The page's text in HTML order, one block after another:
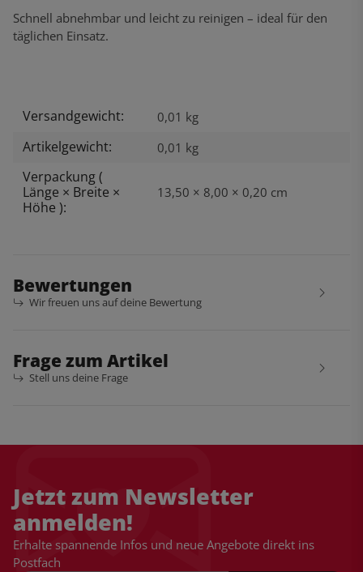
Schnell abnehmbar und leicht zu reinigen – ideal für den
täglichen Einsatz.
Produkteigenschaft
Wert
Versandgewicht: 0,01 kg
Artikelgewicht: 0,01 kg
Verpackung (
Länge × Breite ×
Höhe ):
13,50 × 8,00 × 0,20 cm
Bewertungen
Wir freuen uns auf deine Bewertung
Frage zum Artikel
Stell uns deine Frage
Jetzt zum Newsletter
anmelden!
Erhalte spannende Infos und neue Angebote direkt ins
Postfach